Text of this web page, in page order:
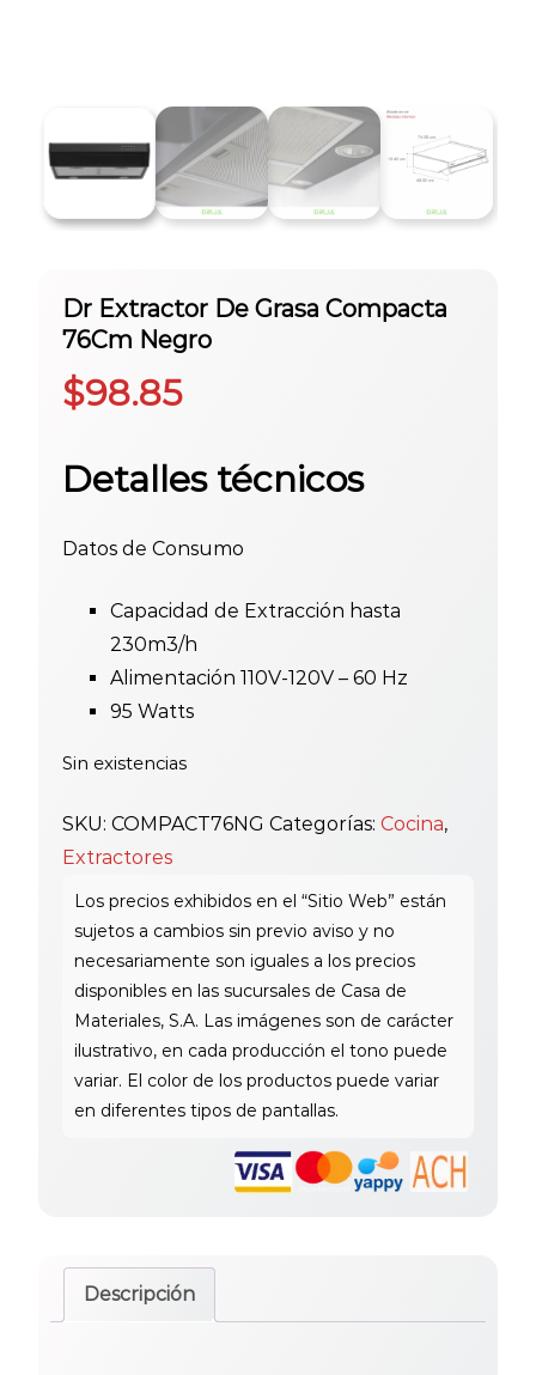
Dr Extractor De Grasa Compacta
76Cm Negro
$98.85
Detalles técnicos
Datos de Consumo
Capacidad de Extracción hasta
230m3/h
Alimentación 110V-120V – 60 Hz
95 Watts
Sin existencias
SKU: COMPACT76NG Categorías: Cocina,
Extractores
Descripción